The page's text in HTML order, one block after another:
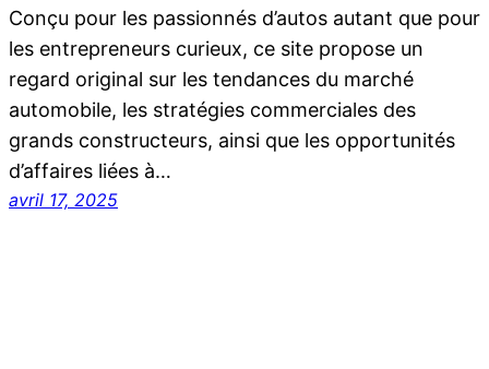
Conçu pour les passionnés d’autos autant que pour
les entrepreneurs curieux, ce site propose un
regard original sur les tendances du marché
automobile, les stratégies commerciales des
grands constructeurs, ainsi que les opportunités
d’affaires liées à…
avril 17, 2025